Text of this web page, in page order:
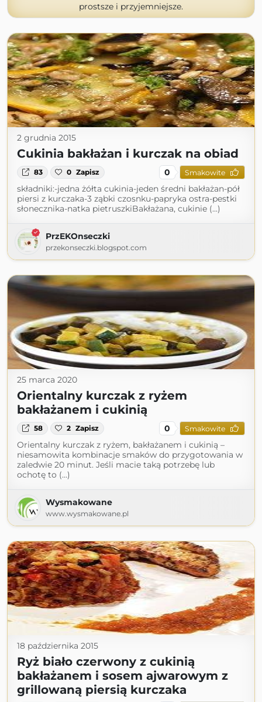
prostsze i przyjemniejsze.
2 grudnia 2015
Cukinia bakłażan i kurczak na obiad
83 0 Zapisz 0 Smakowite
składniki:-jedna żółta cukinia-jeden średni bakłażan-pół
piersi z kurczaka-3 ząbki czosnku-papryka ostra-pestki
słonecznika-natka pietruszkiBakłażana, cukinie (...)
PrzEKOnseczki
przekonseczki.blogspot.com
25 marca 2020
Orientalny kurczak z ryżem
bakłażanem i cukinią
58 2 Zapisz 0 Smakowite
Orientalny kurczak z ryżem, bakłażanem i cukinią –
niesamowita kombinacje smaków do przygotowania w
zaledwie 20 minut. Jeśli macie taką potrzebę lub
ochotę to (...)
Wysmakowane
www.wysmakowane.pl
18 października 2015
Ryż biało czerwony z cukinią
bakłażanem i sosem ajwarowym z
grillowaną piersią kurczaka